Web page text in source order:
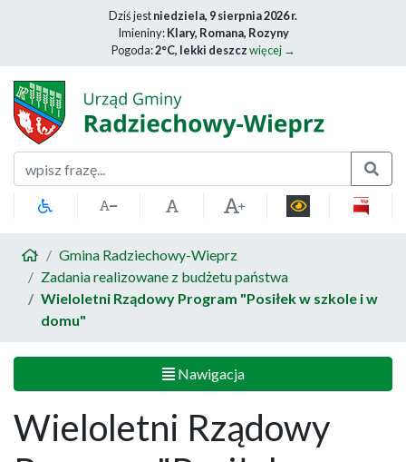
Dziś jestniedziela, 9 sierpnia 2026 r.
Imieniny:Klary, Romana, Rozyny
Pogoda:2°C, lekki deszczwięcej →
Szukaj
Gmina Radziechowy-Wieprz
Zadania realizowane z budżetu państwa
Wieloletni Rządowy Program "Posiłek w szkole i w
domu"
Nawigacja
Wieloletni Rządowy